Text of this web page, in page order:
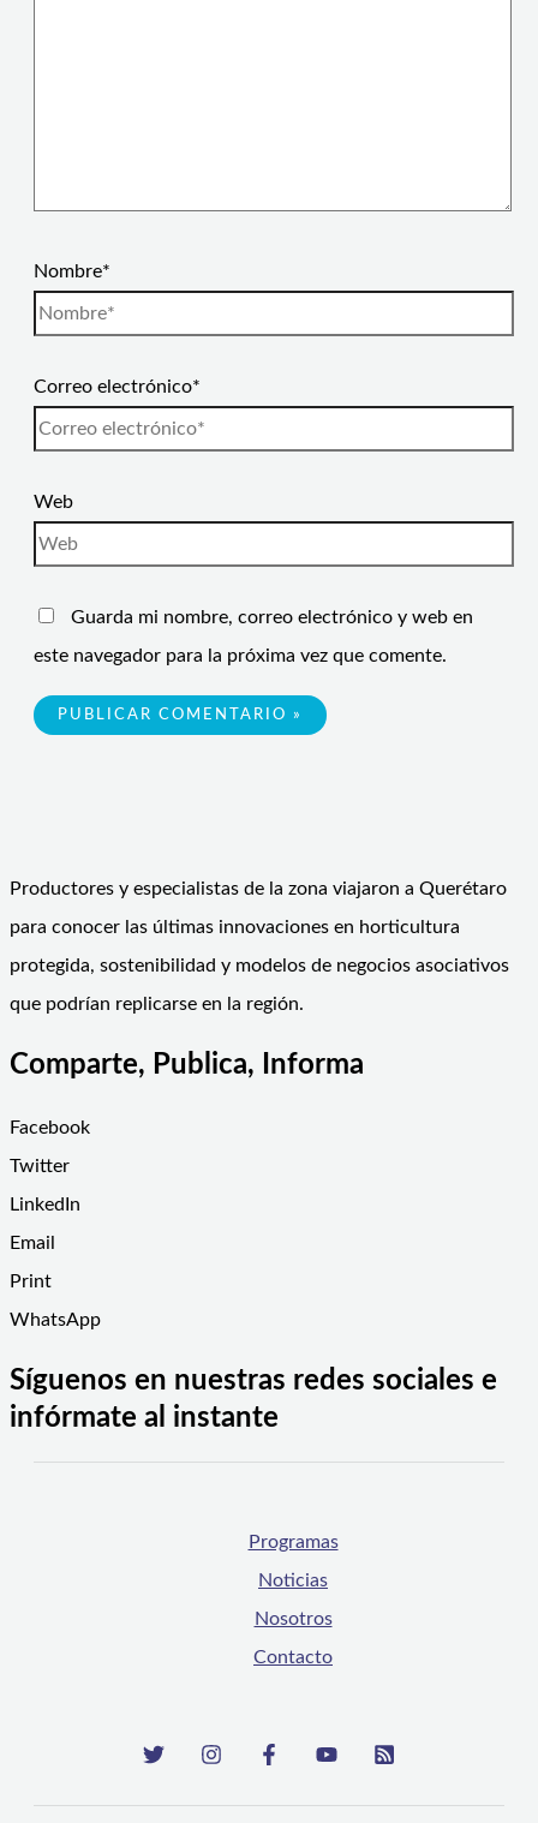
Nombre*
Correo electrónico*
Web
Guarda mi nombre, correo electrónico y web en
este navegador para la próxima vez que comente.
Productores y especialistas de la zona viajaron a Querétaro
para conocer las últimas innovaciones en horticultura
protegida, sostenibilidad y modelos de negocios asociativos
que podrían replicarse en la región.
Comparte, Publica, Informa
Facebook
Twitter
LinkedIn
Email
Print
WhatsApp
Síguenos en nuestras redes sociales e
infórmate al instante
Programas
Noticias
Nosotros
Contacto